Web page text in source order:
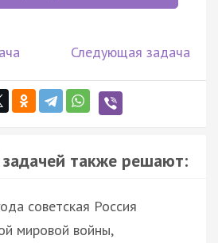
Следующая задача
также решают:
советская Россия
мировой войны,